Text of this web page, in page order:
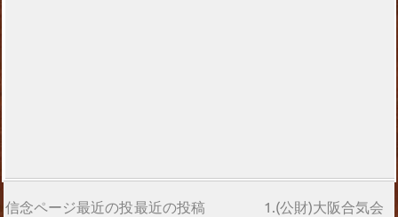
信念ページ最近の投最近の投稿
1.(公財)大阪合気会